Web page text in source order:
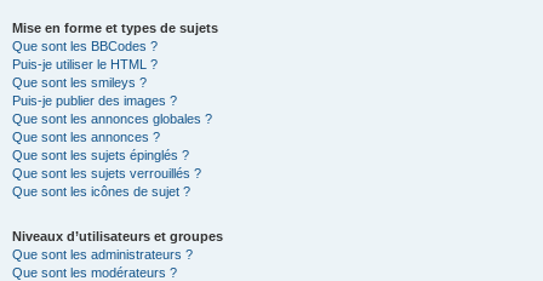
Mise en forme et types de sujets
Que sont les BBCodes ?
Puis-je utiliser le HTML ?
Que sont les smileys ?
Puis-je publier des images ?
Que sont les annonces globales ?
Que sont les annonces ?
Que sont les sujets épinglés ?
Que sont les sujets verrouillés ?
Que sont les icônes de sujet ?
Niveaux d’utilisateurs et groupes
Que sont les administrateurs ?
Que sont les modérateurs ?